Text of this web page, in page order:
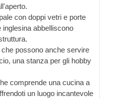
con doppi vetri e porte
abbelliscono
possono anche servire
una stanza per gli hobby
comprende una cucina a
un luogo incantevole